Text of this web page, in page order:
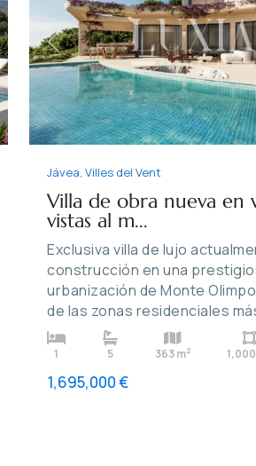
Previous
Jávea Villes del Vent
Villa de obra nueva en
vistas al m...
Exclusiva villa de lujo
construcción en una
urbanización de Monte
de las zonas residenciales
1 5 363 m2
1,695,000 €